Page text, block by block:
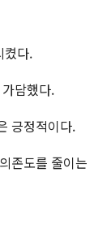
켰다.
담했다.
긍정적이다.
존도를 줄이는